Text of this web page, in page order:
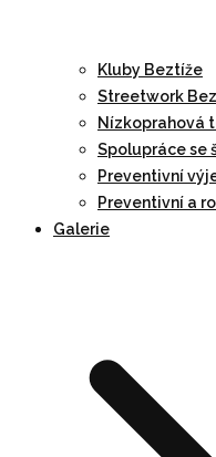
Kluby Beztíže
Streetwork
Nízkoprahová
Spolupráce se
Preventivní
Preventivní a
Galerie